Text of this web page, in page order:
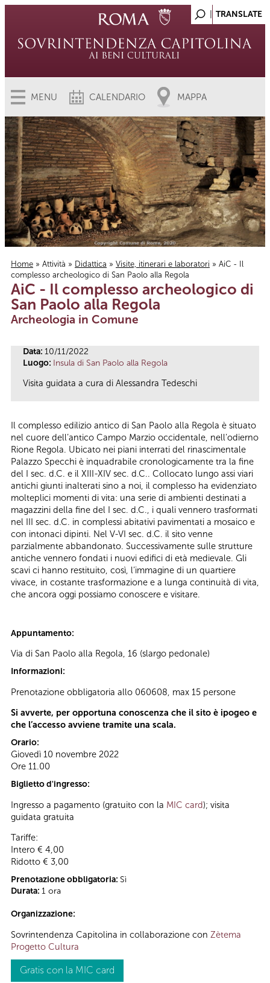
MENU CALENDARIO MAPPA
Tu sei qui
Home » Attività » Didattica » Visite, itinerari e laboratori » AiC - Il
complesso archeologico di San Paolo alla Regola
AiC - Il complesso archeologico di
San Paolo alla Regola
Archeologia in Comune
Data: 10/11/2022
Luogo: Insula di San Paolo alla Regola
Visita guidata a cura di Alessandra Tedeschi
Il complesso edilizio antico di San Paolo alla Regola è situato
nel cuore dell’antico Campo Marzio occidentale, nell’odierno
Rione Regola. Ubicato nei piani interrati del rinascimentale
Palazzo Specchi è inquadrabile cronologicamente tra la fine
del I sec. d.C. e il XIII-XIV sec. d.C.. Collocato lungo assi viari
antichi giunti inalterati sino a noi, il complesso ha evidenziato
molteplici momenti di vita: una serie di ambienti destinati a
magazzini della fine del I sec. d.C., i quali vennero trasformati
nel III sec. d.C. in complessi abitativi pavimentati a mosaico e
con intonaci dipinti. Nel V-VI sec. d.C. il sito venne
parzialmente abbandonato. Successivamente sulle strutture
antiche vennero fondati i nuovi edifici di età medievale. Gli
scavi ci hanno restituito, così, l’immagine di un quartiere
vivace, in costante trasformazione e a lunga continuità di vita,
che ancora oggi possiamo conoscere e visitare.
Appuntamento:
Via di San Paolo alla Regola, 16 (slargo pedonale)
Informazioni:
Prenotazione obbligatoria allo 060608, max 15 persone
Si avverte, per opportuna conoscenza che il sito è ipogeo e
che l’accesso avviene tramite una scala.
Orario:
Giovedì 10 novembre 2022
Ore 11.00
Biglietto d'ingresso:
Ingresso a pagamento (gratuito con la MIC card); visita
guidata gratuita
Tariffe:
Intero € 4,00
Ridotto € 3,00
Prenotazione obbligatoria: Sì
Durata: 1 ora
Organizzazione:
Sovrintendenza Capitolina in collaborazione con Zètema
Progetto Cultura
Gratis con la MIC card